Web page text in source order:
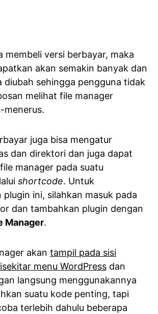
membeli versi berbayar, maka
akan semakin banyak dan
diubah sehingga pengguna tidak
melihat file manager
menerus.
juga bisa mengatur
dan direktori dan juga dapat
manager pada suatu
shortcode. Untuk
plugin ini, silahkan masuk pada
dan tambahkan plugin dengan
Manager.
akan tampil pada sisi
menu WordPress dan
langsung menggunakannya
suatu kode penting, tapi
terlebih dahulu beberapa